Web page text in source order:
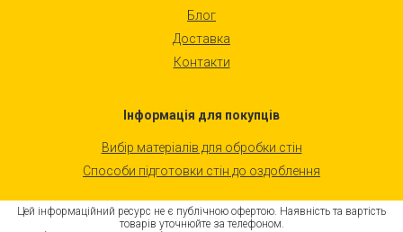
Блог
Доставка
Контакти
Інформація для покупців
Вибір матеріалів для обробки стін
Способи підготовки стін до оздоблення
Цей інформаційний ресурс не є публічною офертою. Наявність та вартість
товарів уточнюйте за телефоном.